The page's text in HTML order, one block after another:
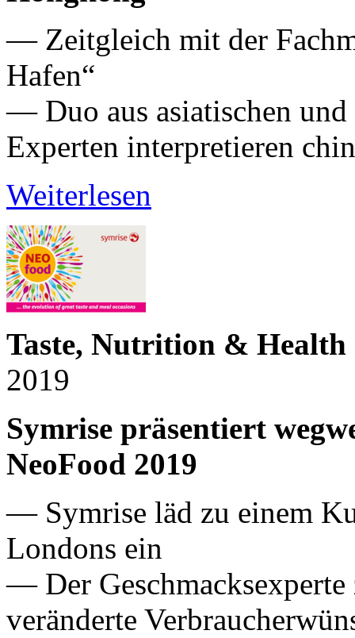
— Zeitgleich mit der
Hafen“
— Duo aus asiatischen und
Experten interpretieren
Weiterlesen
Taste, Nutrition &
2019
Symrise präsentiert
NeoFood 2019
— Symrise läd zu einem
Londons ein
— Der
veränderte